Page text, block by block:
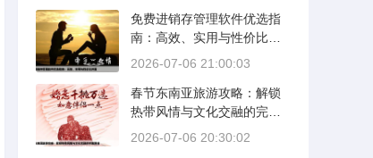
免费进销存管理软件优选指
南：高效、实用与性价比并
重
2026-07-06 21:00:03
春节东南亚旅游攻略：解锁
热带风情与文化交融的完美
路线
2026-07-06 20:30:02